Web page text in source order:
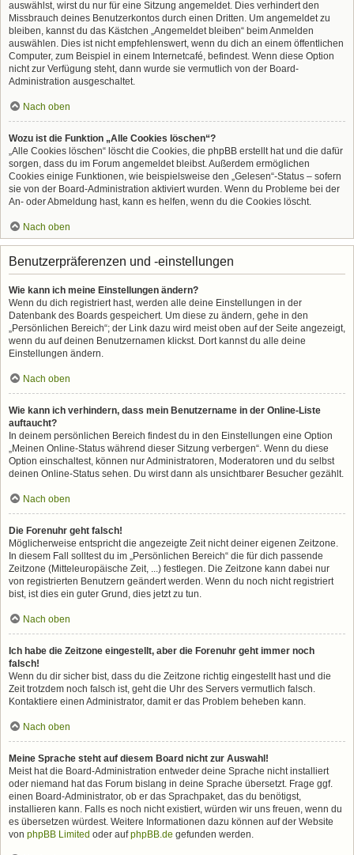
auswählst, wirst du nur für eine Sitzung angemeldet. Dies verhindert den
Missbrauch deines Benutzerkontos durch einen Dritten. Um angemeldet zu
bleiben, kannst du das Kästchen „Angemeldet bleiben“ beim Anmelden
auswählen. Dies ist nicht empfehlenswert, wenn du dich an einem öffentlichen
Computer, zum Beispiel in einem Internetcafé, befindest. Wenn diese Option
nicht zur Verfügung steht, dann wurde sie vermutlich von der Board-
Administration ausgeschaltet.
Nach oben
Wozu ist die Funktion „Alle Cookies löschen“?
„Alle Cookies löschen“ löscht die Cookies, die phpBB erstellt hat und die dafür
sorgen, dass du im Forum angemeldet bleibst. Außerdem ermöglichen
Cookies einige Funktionen, wie beispielsweise den „Gelesen“-Status – sofern
sie von der Board-Administration aktiviert wurden. Wenn du Probleme bei der
An- oder Abmeldung hast, kann es helfen, wenn du die Cookies löscht.
Nach oben
Benutzerpräferenzen und -einstellungen
Wie kann ich meine Einstellungen ändern?
Wenn du dich registriert hast, werden alle deine Einstellungen in der
Datenbank des Boards gespeichert. Um diese zu ändern, gehe in den
„Persönlichen Bereich“; der Link dazu wird meist oben auf der Seite angezeigt,
wenn du auf deinen Benutzernamen klickst. Dort kannst du alle deine
Einstellungen ändern.
Nach oben
Wie kann ich verhindern, dass mein Benutzername in der Online-Liste
auftaucht?
In deinem persönlichen Bereich findest du in den Einstellungen eine Option
„Meinen Online-Status während dieser Sitzung verbergen“. Wenn du diese
Option einschaltest, können nur Administratoren, Moderatoren und du selbst
deinen Online-Status sehen. Du wirst dann als unsichtbarer Besucher gezählt.
Nach oben
Die Forenuhr geht falsch!
Möglicherweise entspricht die angezeigte Zeit nicht deiner eigenen Zeitzone.
In diesem Fall solltest du im „Persönlichen Bereich“ die für dich passende
Zeitzone (Mitteleuropäische Zeit, ...) festlegen. Die Zeitzone kann dabei nur
von registrierten Benutzern geändert werden. Wenn du noch nicht registriert
bist, ist dies ein guter Grund, dies jetzt zu tun.
Nach oben
Ich habe die Zeitzone eingestellt, aber die Forenuhr geht immer noch
falsch!
Wenn du dir sicher bist, dass du die Zeitzone richtig eingestellt hast und die
Zeit trotzdem noch falsch ist, geht die Uhr des Servers vermutlich falsch.
Kontaktiere einen Administrator, damit er das Problem beheben kann.
Nach oben
Meine Sprache steht auf diesem Board nicht zur Auswahl!
Meist hat die Board-Administration entweder deine Sprache nicht installiert
oder niemand hat das Forum bislang in deine Sprache übersetzt. Frage ggf.
einen Board-Administrator, ob er das Sprachpaket, das du benötigst,
installieren kann. Falls es noch nicht existiert, würden wir uns freuen, wenn du
es übersetzen würdest. Weitere Informationen dazu können auf der Website
von phpBB Limited oder aufphpBB.de gefunden werden.